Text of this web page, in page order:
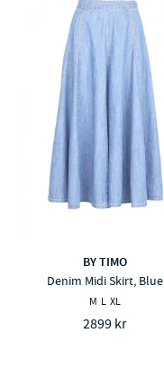
BY TIMO
Denim Midi Skirt, Blue
M L XL
2899 kr